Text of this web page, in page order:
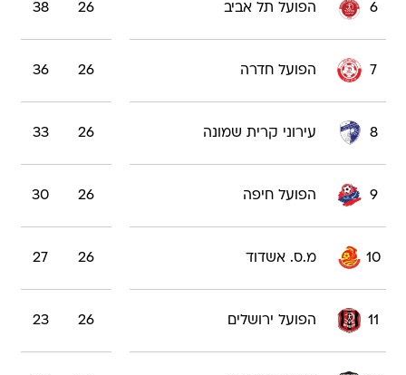
6 הפועל תל אביב 26
38
7 הפועל חדרה 26
36
8 עירוני קרית שמונה 26
33
9 הפועל חיפה 26
30
10 מ.ס. אשדוד 26
27
11 הפועל ירושלים 26
23